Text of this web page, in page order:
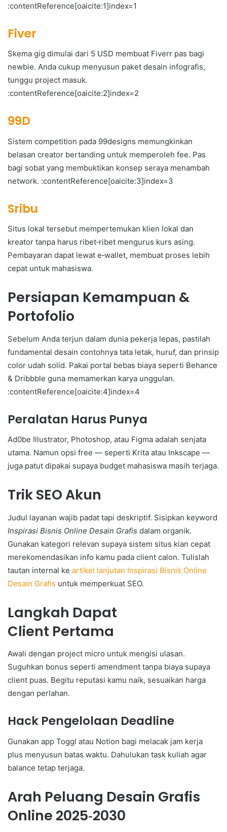
:contentReference[oaicite:1]index=1
Fiver
Skema gig dimulai dari 5 USD membuat Fiverr pas bagi
newbie. Anda cukup menyusun paket desain infografis,
tunggu project masuk.
:contentReference[oaicite:2]index=2
99D
Sistem competition pada 99designs memungkinkan
belasan creator bertanding untuk memperoleh fee. Pas
bagi sobat yang membuktikan konsep seraya menambah
network. :contentReference[oaicite:3]index=3
Sribu
Situs lokal tersebut mempertemukan klien lokal dan
kreator tanpa harus ribet‑ribet mengurus kurs asing.
Pembayaran dapat lewat e‑wallet, membuat proses lebih
cepat untuk mahasiswa.
Persiapan Kemampuan &
Portofolio
Sebelum Anda terjun dalam dunia pekerja lepas, pastilah
fundamental desain contohnya tata letak, huruf, dan prinsip
color udah solid. Pakai portal bebas biaya seperti Behance
& Dribbble guna memamerkan karya unggulan.
:contentReference[oaicite:4]index=4
Peralatan Harus Punya
Ad0be Illustrator, Photoshop, atau Figma adalah senjata
utama. Namun opsi free — seperti Krita atau Inkscape —
juga patut dipakai supaya budget mahasiswa masih terjaga.
Trik SEO Akun
Judul layanan wajib padat tapi deskriptif. Sisipkan keyword
Inspirasi Bisnis Online Desain Grafis dalam organik.
Gunakan kategori relevan supaya sistem situs kian cepat
merekomendasikan info kamu pada client calon. Tulislah
tautan internal ke artikel lanjutan Inspirasi Bisnis Online
Desain Grafis untuk memperkuat SEO.
Langkah Dapat
Client Pertama
Awali dengan project micro untuk mengisi ulasan.
Suguhkan bonus seperti amendment tanpa biaya supaya
client puas. Begitu reputasi kamu naik, sesuaikan harga
dengan perlahan.
Hack Pengelolaan Deadline
Gunakan app Toggl atau Notion bagi melacak jam kerja
plus menyusun batas waktu. Dahulukan task kuliah agar
balance tetap terjaga.
Arah Peluang Desain Grafis
Online 2025‑2030